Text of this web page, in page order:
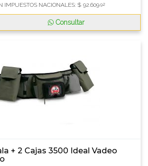
IMPUESTOS NACIONALES: $ 92.609,92
Consultar
+ 2 Cajas 3500 Ideal Vadeo